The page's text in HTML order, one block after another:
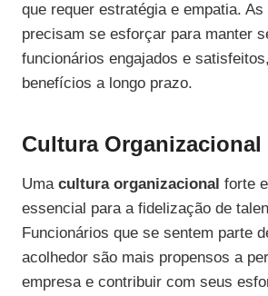
que requer estratégia e empatia.
precisam se esforçar para manter
funcionários engajados e
benefícios a longo prazo.
Cultura
Uma cultura organizacional forte
essencial para a fidelização de
Funcionários que se sentem parte
acolhedor são mais propensos a
empresa e contribuir com seus